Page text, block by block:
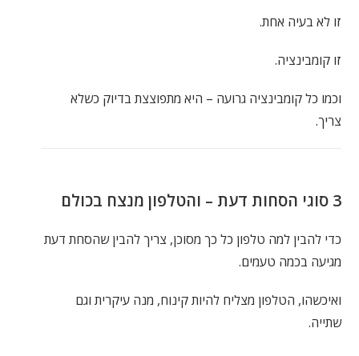
זו לא בעיה אחת.
זו קומבינציה.
וכמו כל קומבינציה גרועה – היא מתפוצצת בדיוק כשלא
צריך.
3 סוגי הסחות דעת – והטלפון מנצח בכולם
כדי להבין למה טלפון כל כך מסוכן, צריך להבין שהסחת דעת
מגיעה בכמה טעמים.
ואיכשהו, הטלפון מצליח להיות קינוח, מנה עיקרית וגם
שתייה.